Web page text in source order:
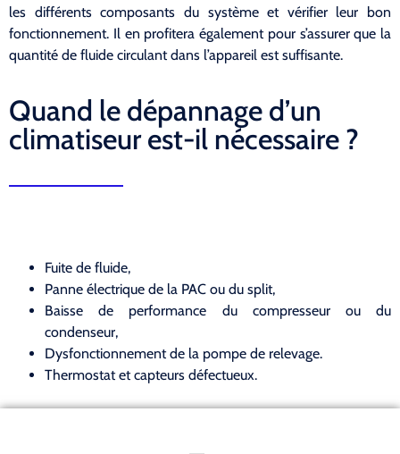
les différents composants du système et vérifier leur bon
fonctionnement. Il en profitera également pour s’assurer que la
quantité de fluide circulant dans l’appareil est suffisante.
Quand le dépannage d’un
climatiseur est-il nécessaire ?
Fuite de fluide,
Panne électrique de la PAC ou du split,
Baisse de performance du compresseur ou du
condenseur,
Dysfonctionnement de la pompe de relevage.
Thermostat et capteurs défectueux.